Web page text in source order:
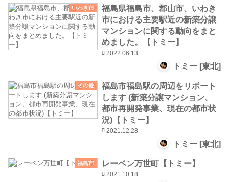
いわき市
福島県福島市、郡山市、いわき
市における主要駅近の新築分譲
マンションに関する動向をまと
めました。【トミー】
2022.06.13
トミー [東北]
その他
福島市福島駅の周辺をリポート
します (新築分譲マンション、
都市再開発事業、現在の都市状
況)【トミー】
2021.12.28
トミー [東北]
福島市 レーベン万世町【トミー】
2021.10.18